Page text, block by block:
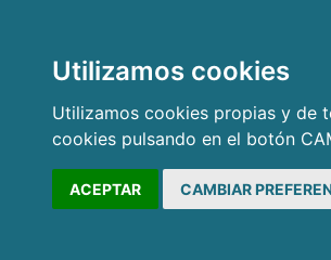
Utilizamos cookies
Utilizamos cookies propias y de
cookies pulsando en el botón
ACEPTAR CAMBIAR